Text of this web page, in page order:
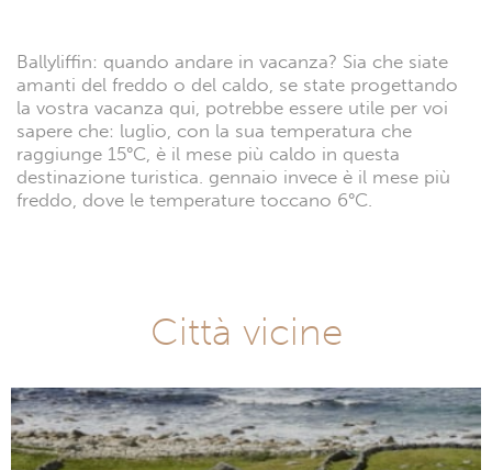
Ballyliffin: quando andare in vacanza? Sia che siate
amanti del freddo o del caldo, se state progettando
la vostra vacanza qui, potrebbe essere utile per voi
sapere che: luglio, con la sua temperatura che
raggiunge 15°C, è il mese più caldo in questa
destinazione turistica. gennaio invece è il mese più
freddo, dove le temperature toccano 6°C.
Città vicine